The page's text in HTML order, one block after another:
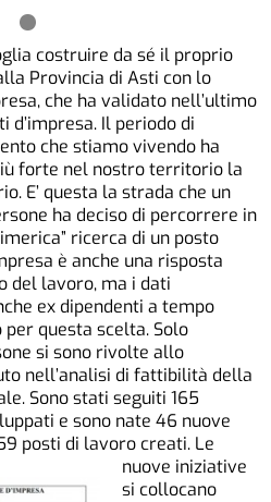
costruire da sé il proprio
Provincia di Asti con lo
che ha validato nell’ultimo
Il periodo di
che stiamo vivendo ha
forte nel nostro territorio la
E’ questa la strada che un
ha deciso di percorrere in
ricerca di un posto
è anche una risposta
del lavoro, ma i dati
ex dipendenti a tempo
questa scelta. Solo
si sono rivolte allo
nell’analisi di fattibilità della
Sono stati seguiti 165
e sono nate 46 nuove
posti di lavoro creati. Le
nuove iniziative
si collocano